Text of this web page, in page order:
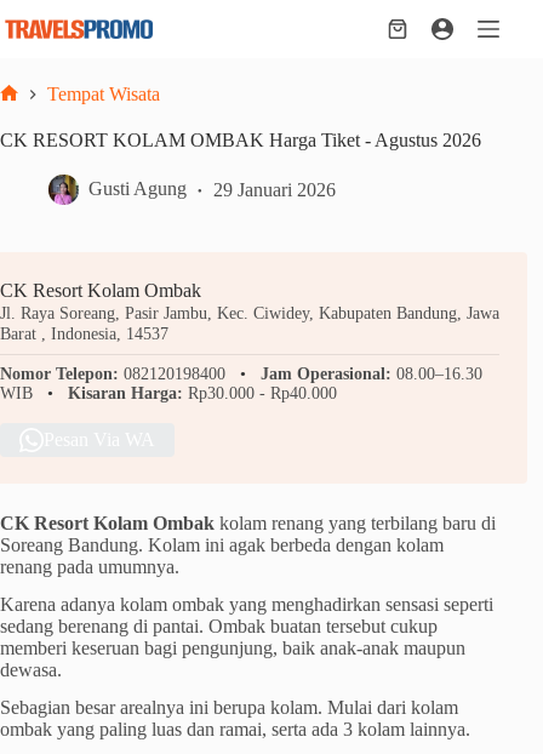
Shopping
Tempat Wisata
CK RESORT KOLAM OMBAK Harga Tiket - Agustus 2026
Gusti Agung 29 Januari 2026
CK Resort Kolam Ombak
Jl. Raya Soreang, Pasir Jambu, Kec. Ciwidey, Kabupaten Bandung, Jawa
Barat , Indonesia, 14537
Nomor Telepon: 082120198400 Jam Operasional: 08.00–16.30
WIB
Kisaran Harga: Rp30.000 - Rp40.000
CK Resort Kolam Ombak kolam renang yang terbilang baru di
Soreang Bandung. Kolam ini agak berbeda dengan kolam
renang pada umumnya.
Karena adanya kolam ombak yang menghadirkan sensasi seperti
sedang berenang di pantai. Ombak buatan tersebut cukup
memberi keseruan bagi pengunjung, baik anak-anak maupun
dewasa.
Sebagian besar arealnya ini berupa kolam. Mulai dari kolam
ombak yang paling luas dan ramai, serta ada 3 kolam lainnya.